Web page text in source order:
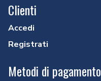
Clienti
Accedi
Registrati
Metodi di pagamento